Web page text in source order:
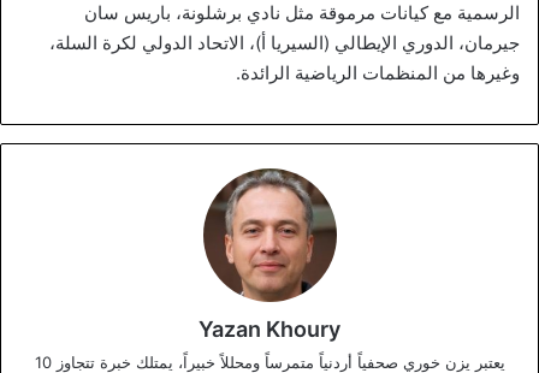
الرسمية مع كيانات مرموقة مثل نادي برشلونة، باريس سان
جيرمان، الدوري الإيطالي (السيريا أ)، الاتحاد الدولي لكرة السلة،
وغيرها من المنظمات الرياضية الرائدة.
Yazan Khoury
يعتبر يزن خوري صحفياً أردنياً متمرساً ومحللاً خبيراً، يمتلك خبرة تتجاوز 10